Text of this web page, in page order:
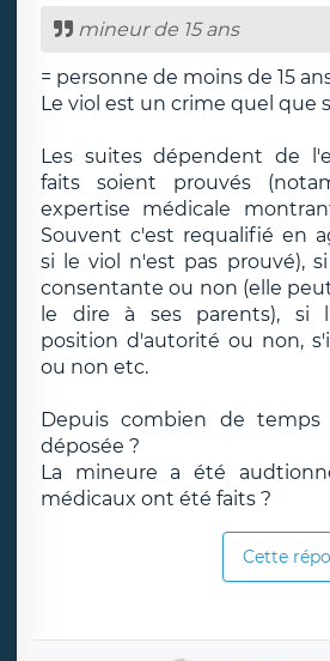
mineur de 15 ans
= personne de moins de 15
Le viol est un crime quel que
Les suites dépendent de
faits soient prouvés
expertise médicale
Souvent c'est requalifié en
si le viol n'est pas prouvé),
consentante ou non (elle
le dire à ses parents), si
position d'autorité ou non,
ou non etc.
Depuis combien de
déposée ?
La mineure a été
médicaux ont été faits ?
Cette